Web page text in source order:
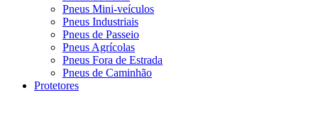
Pneus Mini-veículos
Pneus Industriais
Pneus de Passeio
Pneus Agrícolas
Pneus Fora de Estrada
Pneus de Caminhão
Protetores